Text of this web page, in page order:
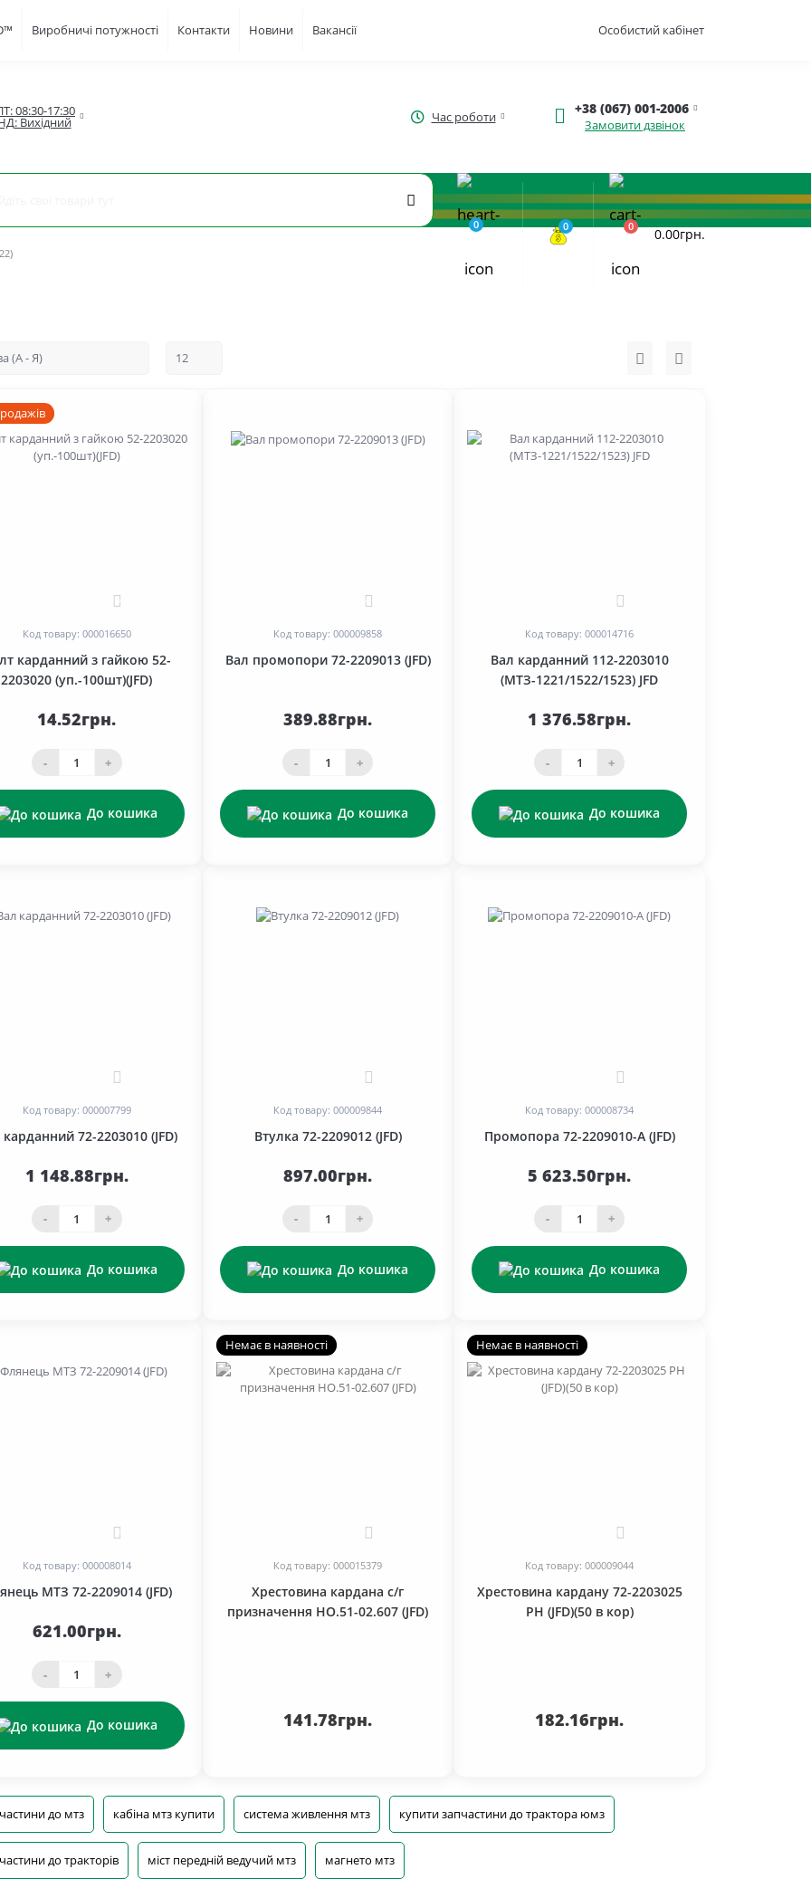
Виробничі потужності Контакти Новини Вакансії Особистий кабінет
08:30-17:30
Вихідний Час роботи +38 (067) 001-2006
Замовити дзвінок
0 0 0 0.00грн.
Код товару: 000016650
карданний з гайкою 52-
2203020 (уп.-100шт)(JFD)
14.52грн.
- +
До кошика
Код товару: 000009858
Вал промопори 72-2209013 (JFD)
389.88грн.
- +
До кошика
Код товару: 000014716
Вал карданний 112-2203010
(МТЗ-1221/1522/1523) JFD
1 376.58грн.
- +
До кошика
0
Код товару: 000007799
72-2203010 (JFD)
1 148.88грн.
- +
До кошика
0
Код товару: 000009844
Втулка 72-2209012 (JFD)
897.00грн.
- +
До кошика
1
Код товару: 000008734
Промопора 72-2209010-А (JFD)
5 623.50грн.
- +
До кошика
Код товару: 000008014
МТЗ 72-2209014 (JFD)
621.00грн.
- +
До кошика
Немає в наявності
Код товару: 000015379
Хрестовина кардана с/г
призначення НО.51-02.607 (JFD)
141.78грн.
Немає в наявності
Код товару: 000009044
Хрестовина кардану 72-2203025
РН (JFD)(50 в кор)
182.16грн.
до мтз кабіна мтз купити система живлення мтз купити запчастини до трактора юмз
до тракторів міст передній ведучий мтз магнето мтз